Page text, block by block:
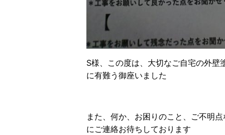
S様、この度は、大切なご自宅の外
に有難う御座いました
また、何か、お困りのこと、ご不明
にご連絡お待ちしております